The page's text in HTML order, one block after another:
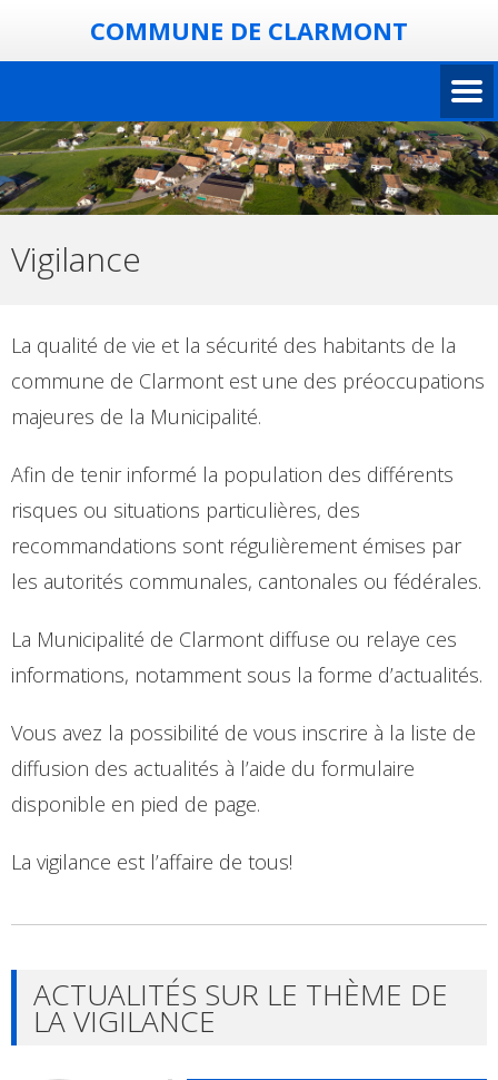
COMMUNE DE CLARMONT
Vigilance
La qualité de vie et la sécurité des habitants de la
commune de Clarmont est une des préoccupations
majeures de la Municipalité.
Afin de tenir informé la population des différents
risques ou situations particulières, des
recommandations sont régulièrement émises par
les autorités communales, cantonales ou fédérales.
La Municipalité de Clarmont diffuse ou relaye ces
informations, notamment sous la forme d’actualités.
Vous avez la possibilité de vous inscrire à la liste de
diffusion des actualités à l’aide du formulaire
disponible en pied de page.
La vigilance est l’affaire de tous!
ACTUALITÉS SUR LE THÈME DE
LA VIGILANCE